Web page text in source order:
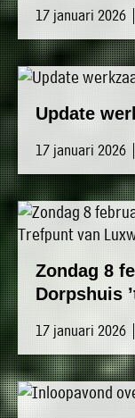
17 januari 2026
Update
17 januari 2026
Zondag 8
Dorpshuis
17 januari 2026